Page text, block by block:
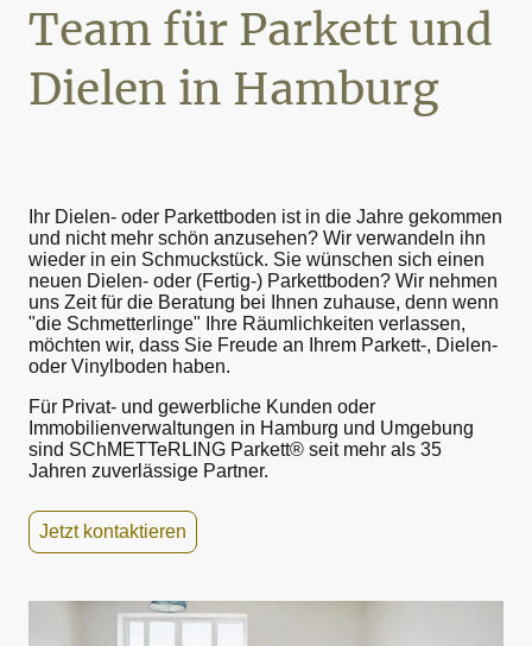
Team für Parkett und
Dielen in Hamburg
Ihr Dielen- oder Parkettboden ist in die Jahre gekommen
und nicht mehr schön anzusehen? Wir verwandeln ihn
wieder in ein Schmuckstück. Sie wünschen sich einen
neuen Dielen- oder (Fertig-) Parkettboden? Wir nehmen
uns Zeit für die Beratung bei Ihnen zuhause, denn wenn
"die Schmetterlinge" Ihre Räumlichkeiten verlassen,
möchten wir, dass Sie Freude an Ihrem Parkett-, Dielen-
oder Vinylboden haben.
Für Privat- und gewerbliche Kunden oder
Immobilienverwaltungen in Hamburg und Umgebung
sind SChMETTeRLING Parkett® seit mehr als 35
Jahren zuverlässige Partner.
Jetzt kontaktieren